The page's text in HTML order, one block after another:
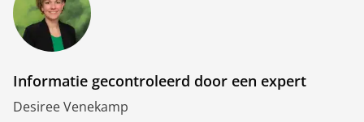
Informatie gecontroleerd door een expert
Desiree Venekamp